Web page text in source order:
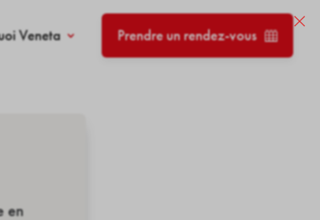
Veneta Prendre un rendez-vous
en
×